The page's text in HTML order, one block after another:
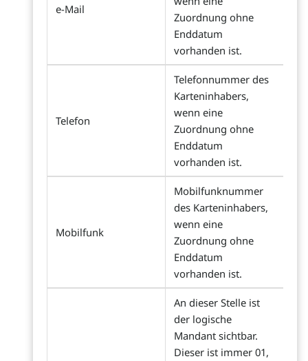
e-Mail
Zuordnung ohne
Enddatum
vorhanden ist.
Telefon
Telefonnummer des
Karteninhabers,
wenn eine
Zuordnung ohne
Enddatum
vorhanden ist.
Mobilfunk
Mobilfunknummer
des Karteninhabers,
wenn eine
Zuordnung ohne
Enddatum
vorhanden ist.
An dieser Stelle ist
der logische
Mandant sichtbar.
Dieser ist immer 01,